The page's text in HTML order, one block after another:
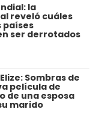
la
reveló cuáles
países
ser derrotados
Sombras de
película de
de una esposa
marido